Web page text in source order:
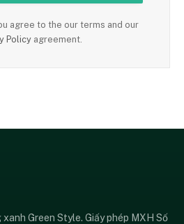
agree to the our terms and our
Policyagreement.
Green Style. Giấy phép MXH Số